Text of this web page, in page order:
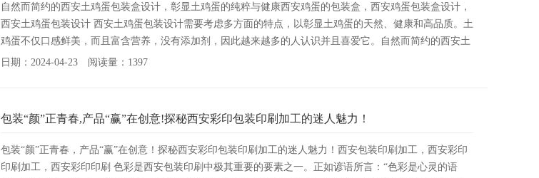
自然而简约的西安土鸡蛋包装盒设计，彰显土鸡蛋的纯粹与健康西安鸡蛋的包装盒，西安鸡蛋包装盒设计，
西安土鸡蛋包装设计 西安土鸡蛋包装设计需要考虑多方面的特点，以彰显土鸡蛋的天然、健康和高品质。土
鸡蛋不仅口感鲜美，而且富含营养，没有添加剂，因此越来越多的人认识并且喜爱它。自然而简约的西安土
鸡蛋... [详情]
日期：2024-04-23 阅读量：1397
包装“颜”正青春,产品“赢”在创意!探秘西安彩印包装印刷加工的迷人魅力！
包装“颜”正青春，产品“赢”在创意！探秘西安彩印包装印刷加工的迷人魅力！西安包装印刷加工，西安彩印
印刷加工，西安彩印印刷 色彩是西安包装印刷中极其重要的要素之一。正如谚语所言：“色彩是心灵的语